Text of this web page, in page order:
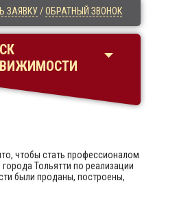
ЗАЯВКУ/ОБРАТНЫЙ ЗВОНОК
чтобы стать профессионалом
Тольятти по реализации
были проданы, построены,